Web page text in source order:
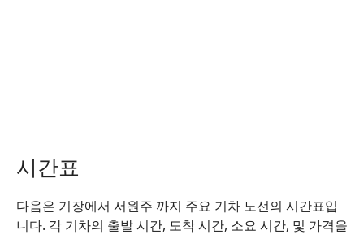
시간표
다음은 기장에서 서원주 까지 주요 기차 노선의 시간표입
니다. 각 기차의 출발 시간, 도착 시간, 소요 시간, 및 가격을